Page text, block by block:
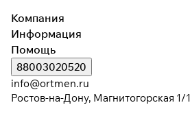
Компания
Информация
Помощь
88003020520
info@ortmen.ru
Ростов-на-Дону, Магнитогорская 1/1